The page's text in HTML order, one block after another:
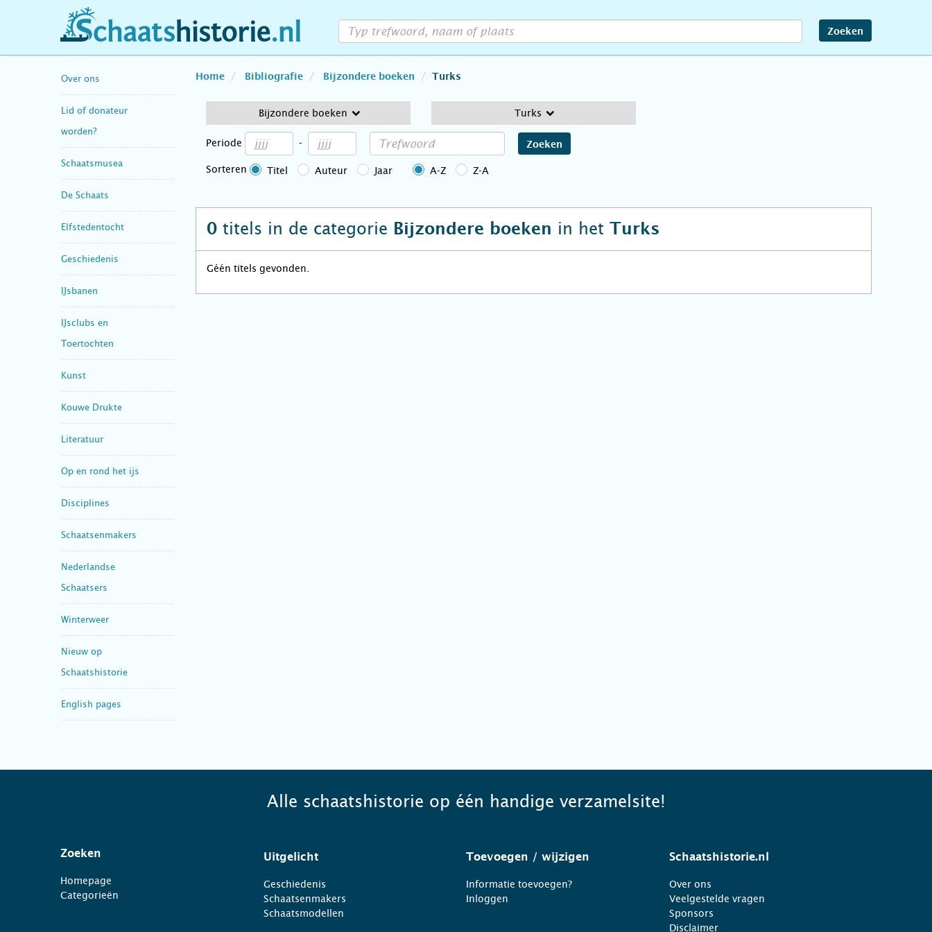
schaatshistorie.nl Zoeken
Over ons
Lid of donateur
worden?
Schaatsmusea
De Schaats
Elfstedentocht
Geschiedenis
IJsbanen
IJsclubs en
Toertochten
Kunst
Kouwe Drukte
Literatuur
Op en rond het ijs
Disciplines
Schaatsenmakers
Nederlandse
Schaatsers
Winterweer
Nieuw op
Schaatshistorie
English pages
Home Bibliografie Bijzondere boeken Turks
Bijzondere boeken Turks
Periode - Zoeken
Sorteren Titel Auteur Jaar A-Z Z-A
0 titels in de categorie Bijzondere boeken in het Turks
Géén titels gevonden.
Alle schaatshistorie op één handige verzamelsite!
Zoeken
Homepage
Categorieën
Uitgelicht
Geschiedenis
Schaatsenmakers
Schaatsmodellen
Toevoegen / wijzigen
Informatie toevoegen?
Inloggen
Schaatshistorie.nl
Over ons
Veelgestelde vragen
Sponsors
Disclaimer